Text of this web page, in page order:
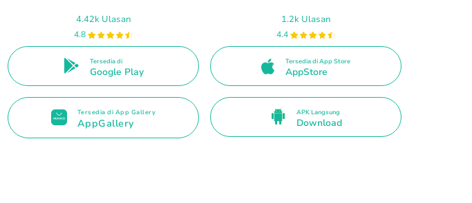
4.42k Ulasan
4.8
Tersedia di
Google Play
1.2k Ulasan
4.4
Tersedia di App Store
AppStore
Tersedia di App Gallery
AppGallery
APK Langsung
Download